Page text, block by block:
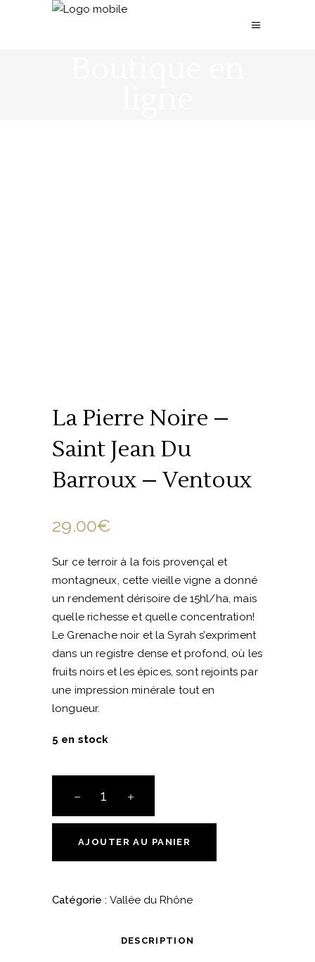
La Pierre Noire –
Saint Jean Du
Barroux – Ventoux
29.00€
Sur ce terroir à la fois provençal et
montagneux, cette vieille vigne a donné
un rendement dérisoire de 15hl/ha, mais
quelle richesse et quelle concentration!
Le Grenache noir et la Syrah s’expriment
dans un registre dense et profond, où les
fruits noirs et les épices, sont rejoints par
une impression minérale tout en
longueur.
5 en stock
Pierre
Noire
Du
AJOUTER AU PANIER
Catégorie : Vallée du Rhône
DESCRIPTION